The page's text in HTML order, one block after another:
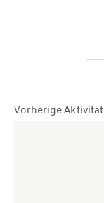
Vorherige Aktivität